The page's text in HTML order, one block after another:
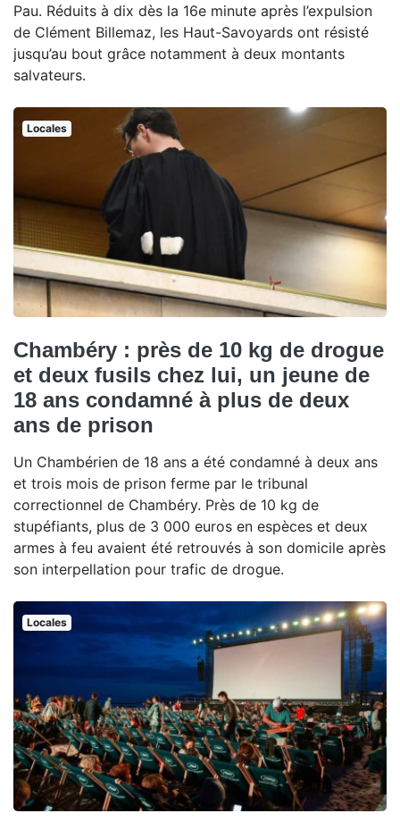
Pau. Réduits à dix dès la 16e minute après l’expulsion
de Clément Billemaz, les Haut-Savoyards ont résisté
jusqu’au bout grâce notamment à deux montants
salvateurs.
Locales
Chambéry : près de 10 kg de drogue
et deux fusils chez lui, un jeune de
18 ans condamné à plus de deux
ans de prison
Un Chambérien de 18 ans a été condamné à deux ans
et trois mois de prison ferme par le tribunal
correctionnel de Chambéry. Près de 10 kg de
stupéfiants, plus de 3 000 euros en espèces et deux
armes à feu avaient été retrouvés à son domicile après
son interpellation pour trafic de drogue.
Locales